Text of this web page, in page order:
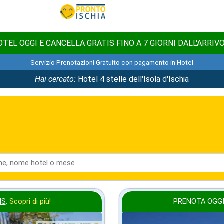
OGGI E CANCELLA GRATIS FINO A 7 GIORNI
Servizio Prenotazioni Gratuito con pagamento in Hotel
Hai cercato: Hotel 4 stelle dell'Isola d'Ischia
. Scopri di più! PRENOTA